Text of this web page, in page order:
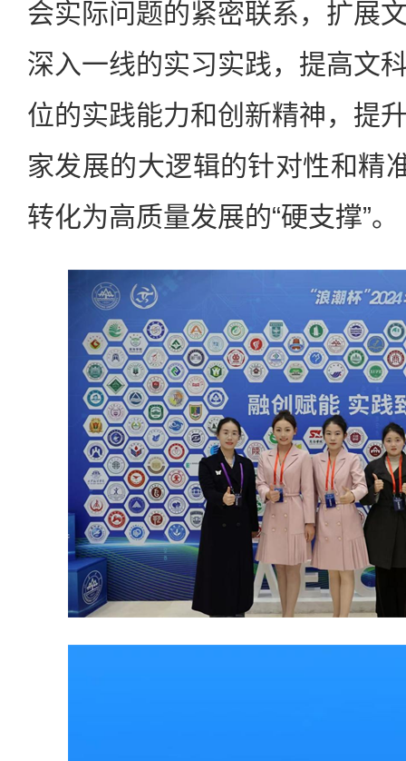
会实际问题的紧密联系，扩展
深入一线的实习实践，提高文
位的实践能力和创新精神，提
家发展的大逻辑的针对性和精
转化为高质量发展的“硬支撑”。